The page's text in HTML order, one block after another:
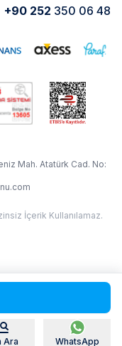
1
DALI
+90 252 350 06 48
Mah. Atatürk Cad. No:
İçerik Kullanılamaz.
Kas Kalkan 2
Ara WhatsApp